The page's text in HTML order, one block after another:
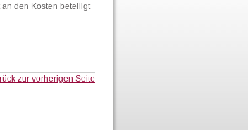
den Kosten beteiligt
zur vorherigen Seite